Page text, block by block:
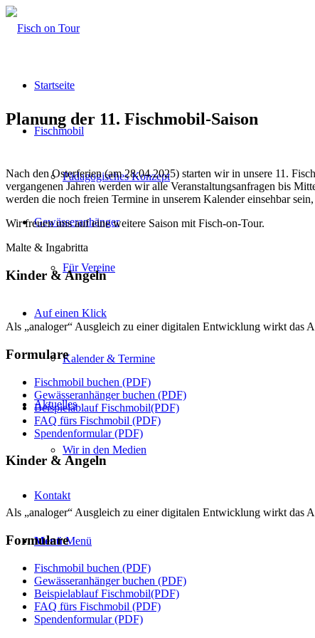
Startseite
Fischmobil
Pädagogisches Konzept
Gewässeranhänger
Für Vereine
Auf einen Klick
Kalender & Termine
Aktuelles
Wir in den Medien
Kontakt
Menü Menü
Planung der 11. Fischmobil-Saison
Nach den Osterferien (am 28.04.2025) starten wir in unsere 11.
vergangenen Jahren werden wir alle Veranstaltungsanfragen bis
werden die noch freien Termine in unserem Kalender einsehbar
Wir freuen uns auf eine weitere Saison mit Fisch-on-Tour.
Malte & Ingabritta
Kinder & Angeln
Als „analoger“ Ausgleich zu einer digitalen Entwicklung wirkt das
Formulare
Fischmobil buchen (PDF)
Gewässeranhänger buchen (PDF)
Beispielablauf Fischmobil(PDF)
FAQ fürs Fischmobil (PDF)
Spendenformular (PDF)
Kinder & Angeln
Als „analoger“ Ausgleich zu einer digitalen Entwicklung wirkt das
Formulare
Fischmobil buchen (PDF)
Gewässeranhänger buchen (PDF)
Beispielablauf Fischmobil(PDF)
FAQ fürs Fischmobil (PDF)
Spendenformular (PDF)